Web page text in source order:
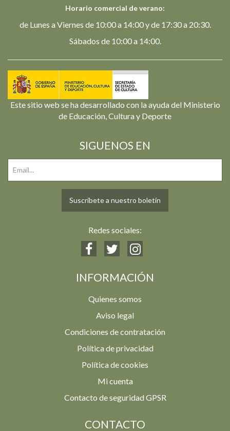
Horario comercial de verano:
de Lunes a Viernes de 10:00 a 14:00 y de 17:30 a 20:30.
Sábados de 10:00 a 14:00.
Este sitio web se ha desarrollado con la ayuda del Ministerio
de Educación, Cultura y Deporte
SIGUENOS EN
Suscríbete a nuestro boletín
Redes sociales:
INFORMACIÓN
Quienes somos
Aviso legal
Condiciones de contratación
Política de privacidad
Política de cookies
Mi cuenta
Contacto de seguridad GPSR
CONTACTO